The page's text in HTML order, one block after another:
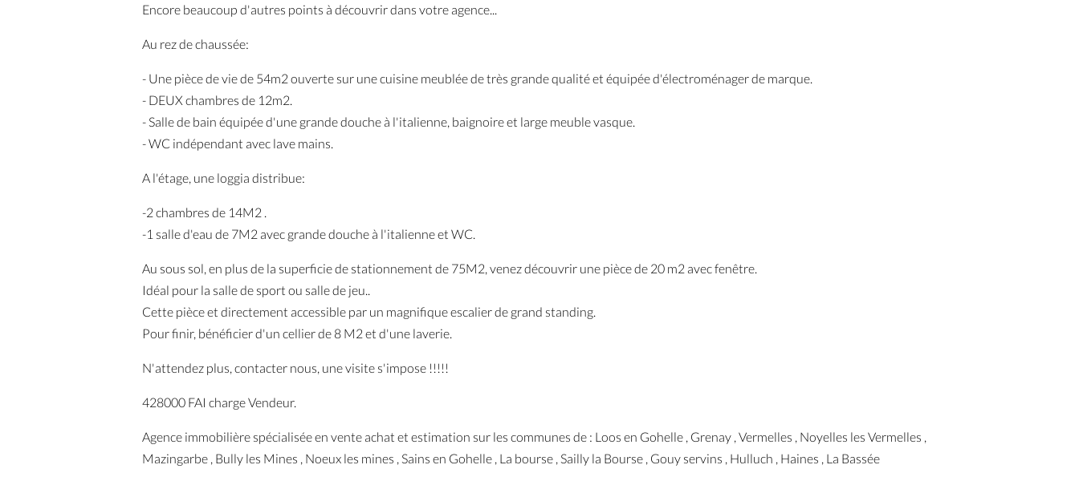
Encore beaucoup d'autres points à découvrir dans votre agence...
Au rez de chaussée:
- Une pièce de vie de 54m2 ouverte sur une cuisine meublée de très grande qualité et équipée d'électroménager de marque.
- DEUX chambres de 12m2.
- Salle de bain équipée d'une grande douche à l'italienne, baignoire et large meuble vasque.
- WC indépendant avec lave mains.
A l'étage, une loggia distribue:
-2 chambres de 14M2 .
-1 salle d'eau de 7M2 avec grande douche à l'italienne et WC.
Au sous sol, en plus de la superficie de stationnement de 75M2, venez découvrir une pièce de 20 m2 avec fenêtre.
Idéal pour la salle de sport ou salle de jeu..
Cette pièce et directement accessible par un magnifique escalier de grand standing.
Pour finir, bénéficier d'un cellier de 8 M2 et d'une laverie.
N'attendez plus, contacter nous, une visite s'impose !!!!!
428000 FAI charge Vendeur.
Agence immobilière spécialisée en vente achat et estimation sur les communes de : Loos en Gohelle , Grenay , Vermelles , Noyelles les Vermelles ,
Mazingarbe , Bully les Mines , Noeux les mines , Sains en Gohelle , La bourse , Sailly la Bourse , Gouy servins , Hulluch , Haines , La Bassée